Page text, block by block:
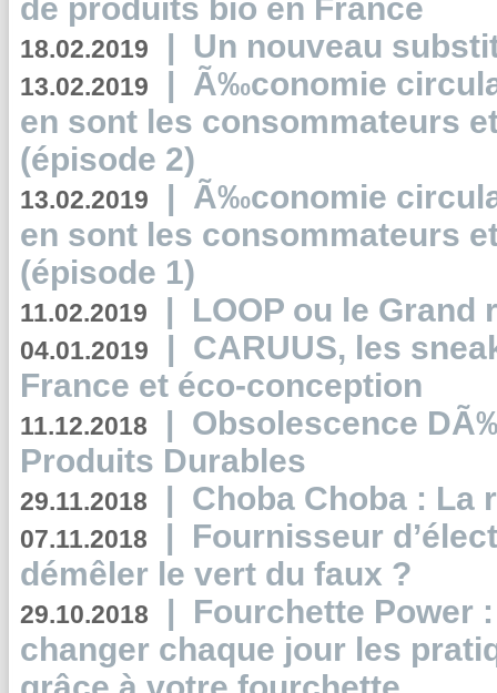
de produits bio en France
18.02.2019 | Un nouveau
13.02.2019 | Ã‰conomie
en sont les consommateurs
(épisode 2)
13.02.2019 | Ã‰conomie
en sont les consommateurs
(épisode 1)
11.02.2019 | LOOP ou le Grand
04.01.2019 | CARUUS, les
France et éco-conception
11.12.2018 | Obsolescence
Produits Durables
29.11.2018 | Choba Choba : La
07.11.2018 | Fournisseur
démêler le vert du faux ?
29.10.2018 | Fourchette Power
changer chaque jour les